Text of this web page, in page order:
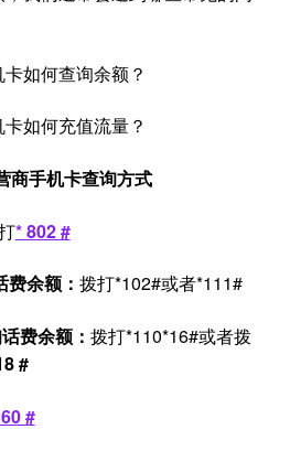
如何查询余额？
如何充值流量？
商手机卡查询方式
* 802 #
余额： 拨打*102#或者*111#
费余额： 拨打*110*16#或者拨
#
#